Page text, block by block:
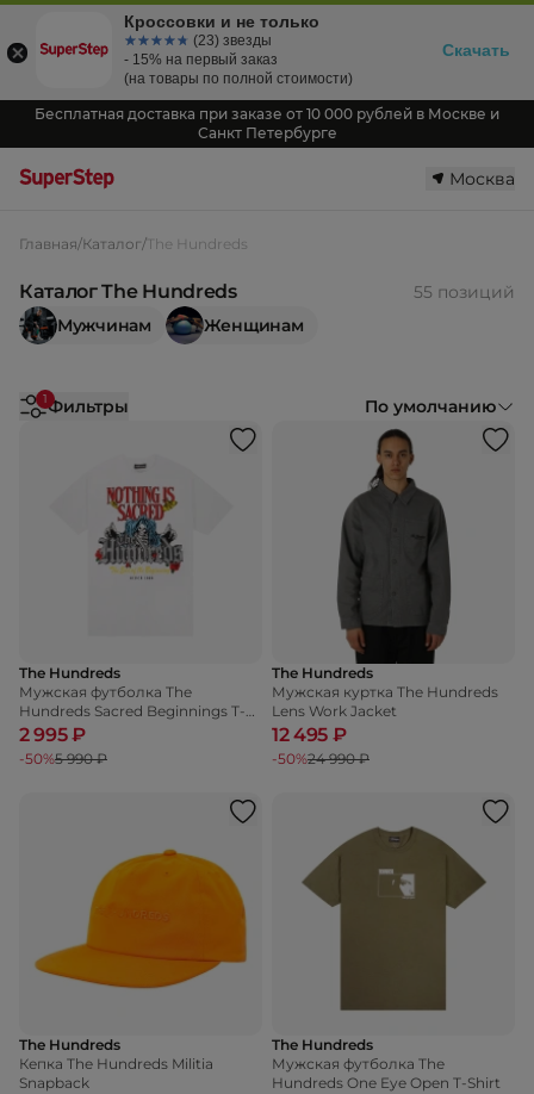
Бесплатная доставка при заказе от 10 000 рублей в Москве и
Санкт Петербурге
Москва
Главная/Каталог/ The Hundreds
Каталог The Hundreds
55 позиций
Мужчинам
Женщинам
1Фильтры По умолчанию
The Hundreds
Мужская футболка The
Hundreds Sacred Beginnings T-
SHIRT
2 995 ₽
-50%5 990 ₽
The Hundreds
Мужская куртка The Hundreds
Lens Work Jacket
12 495 ₽
-50%24 990 ₽
The Hundreds
Кепка The Hundreds Militia
Snapback
The Hundreds
Мужская футболка The
Hundreds One Eye Open T-Shirt
Кроссовки и не только
☆☆☆☆☆
★★★★★ (23) звезды
- 15% на первый заказ
(на товары по полной стоимости)
Скачать